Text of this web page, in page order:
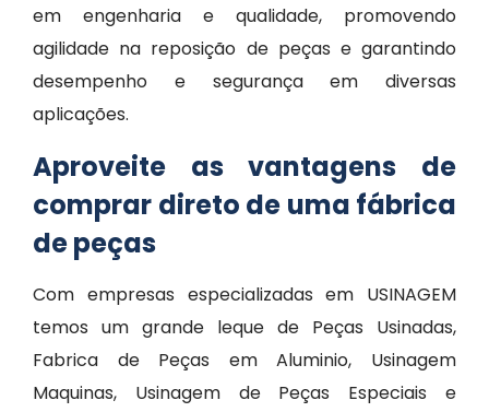
em engenharia e qualidade, promovendo
agilidade na reposição de peças e garantindo
desempenho e segurança em diversas
aplicações.
Aproveite as vantagens de
comprar direto de uma fábrica
de peças
Com empresas especializadas em USINAGEM
temos um grande leque de Peças Usinadas,
Fabrica de Peças em Aluminio, Usinagem
Maquinas, Usinagem de Peças Especiais e